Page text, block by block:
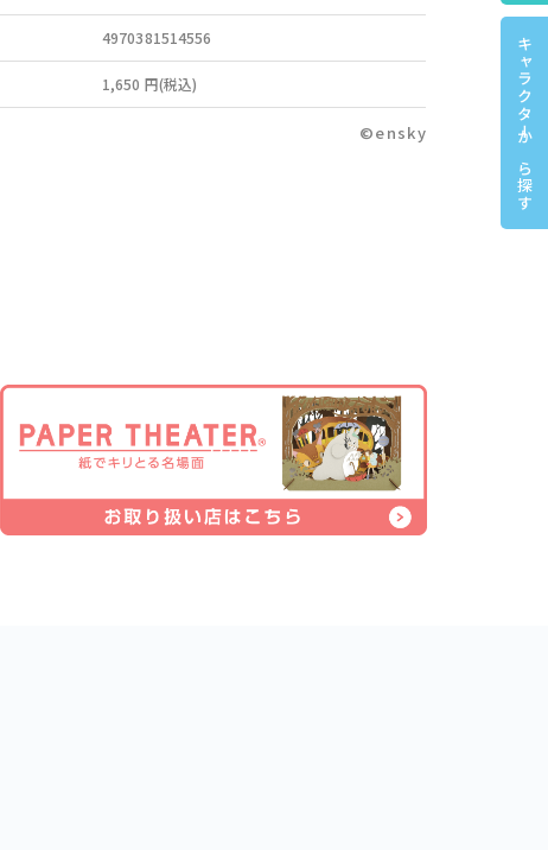
4970381514556
1,650 円(税込)
©ensky キャラクターから探す